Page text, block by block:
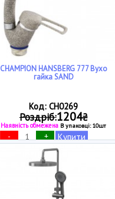
CHAMPION HANSBERG 777 Вухо
гайка SAND
Код: CH0269
Роздріб:1204₴
Наявність обмежена В упаковці: 10шт
- + Купити